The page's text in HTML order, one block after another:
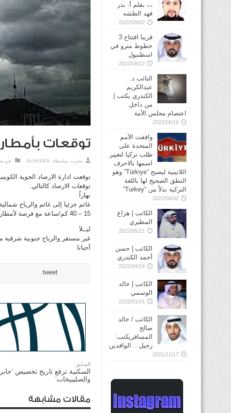
توقعات
نشرت بواسطة: ALHAKEA في
توقعت ادارة الارصاد الجوية
توقعات الارصاد كالتالي:
نهاراً
غائم جزئيا إلى غائم والرياح
15 – 40 كم/ساعة مع فرصة لأمطار متفرقة تكون رعدية أحيانا
ليــلاَ
أحيانا
tweet
السابق:
السكنية ترفع تاريخ تخصيص ‘جابر
والصليبيخات’
مقالات مشابهة
،،، بقلم أ. بدر
فهد الطشه
2022/09/02
قريبا افتتاح 3
خطوط مترو في
2022/08/12
النائب د.
عبدالكريم
الكندري يكتب |
من داخل
اعتصام مجلس الأمة
2022/06/16
وافقت الأمم
المتحدة على
طلب تركيا لتغيير
اسمها بالاحرف
اللاتينية ليصبح “Türkiye” وهو
النطق الصحيح لها باللغة
التركية بدلاً من “Turkey”
2022/06/02
الكاتب | هزاع
المطيري
2022/05/11
الكاتب | حسن
أحمد الكندري
2022/04/24
الكاتب | خالد
الوسمي
2022/01/01
الكاتب / خالد
صالح
المسافريكتب:
رحيل .. الوافدين
2021/11/17